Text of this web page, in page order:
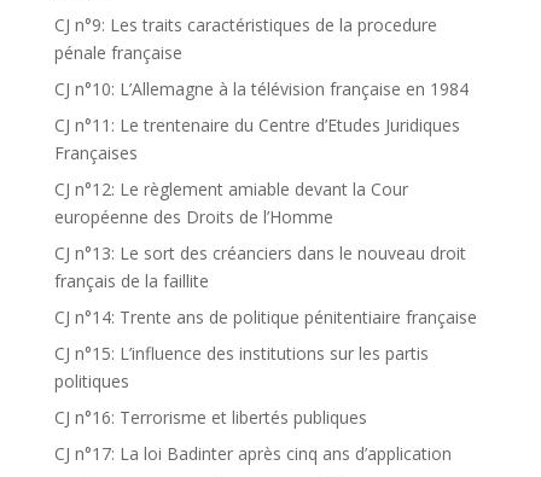
CJ n°9: Les traits caractéristiques de la procedure
pénale française
CJ n°10: L’Allemagne à la télévision française en 1984
CJ n°11: Le trentenaire du Centre d’Etudes Juridiques
Françaises
CJ n°12: Le règlement amiable devant la Cour
européenne des Droits de l’Homme
CJ n°13: Le sort des créanciers dans le nouveau droit
français de la faillite
CJ n°14: Trente ans de politique pénitentiaire française
CJ n°15: L’influence des institutions sur les partis
politiques
CJ n°16: Terrorisme et libertés publiques
CJ n°17: La loi Badinter après cinq ans d’application